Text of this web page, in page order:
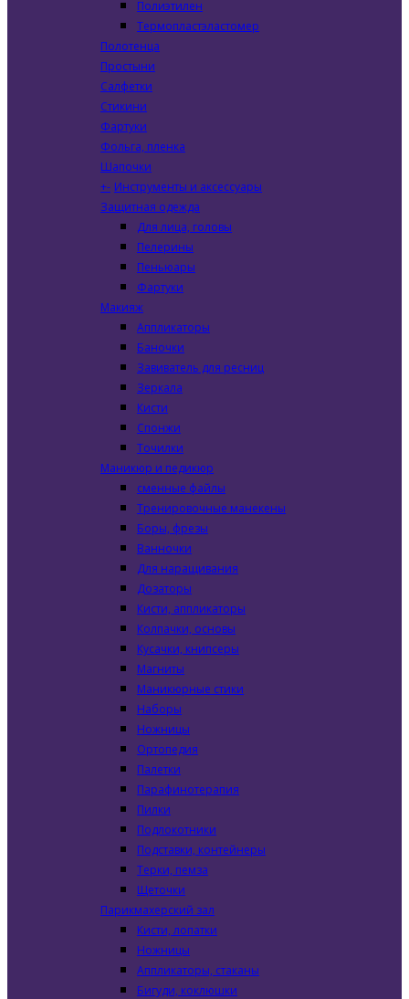
Полиэтилен
Термопластэластомер
Полотенца
Простыни
Салфетки
Стикини
Фартуки
Фольга, пленка
Шапочки
+- Инструменты и аксессуары
Защитная одежда
Для лица, головы
Пелерины
Пеньюары
Фартуки
Макияж
Аппликаторы
Баночки
Завиватель для ресниц
Зеркала
Кисти
Спонжи
Точилки
Маникюр и педикюр
сменные файлы
Тренировочные манекены
Боры, фрезы
Ванночки
Для наращивания
Дозаторы
Кисти, аппликаторы
Колпачки, основы
Кусачки, книпсеры
Магниты
Маникюрные стики
Наборы
Ножницы
Ортопедия
Палетки
Парафинотерапия
Пилки
Подлокотники
Подставки, контейнеры
Терки, пемза
Щеточки
Парикмахерский зал
Кисти, лопатки
Ножницы
Аппликаторы, стаканы
Бигуди, коклюшки